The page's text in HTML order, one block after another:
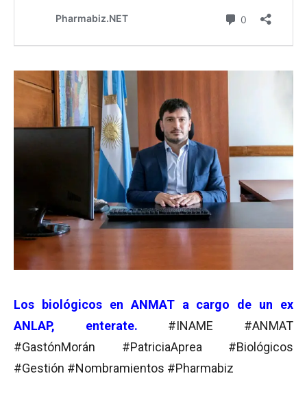
Los biológicos en ANMAT a cargo de un ex
ANLAP, enterate. #INAME #ANMAT
#GastónMorán #PatriciaAprea #Biológicos
#Gestión #Nombramientos #Pharmabiz